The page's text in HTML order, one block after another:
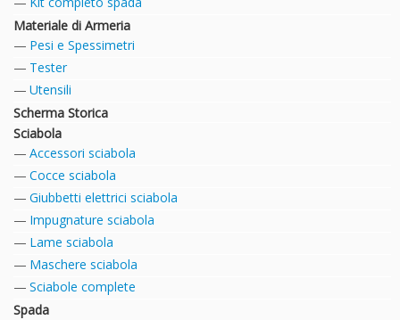
Materiale di Armeria
Pesi e Spessimetri
Tester
Utensili
Scherma Storica
Sciabola
Accessori sciabola
Cocce sciabola
Giubbetti elettrici sciabola
Impugnature sciabola
Lame sciabola
Maschere sciabola
Sciabole complete
Spada